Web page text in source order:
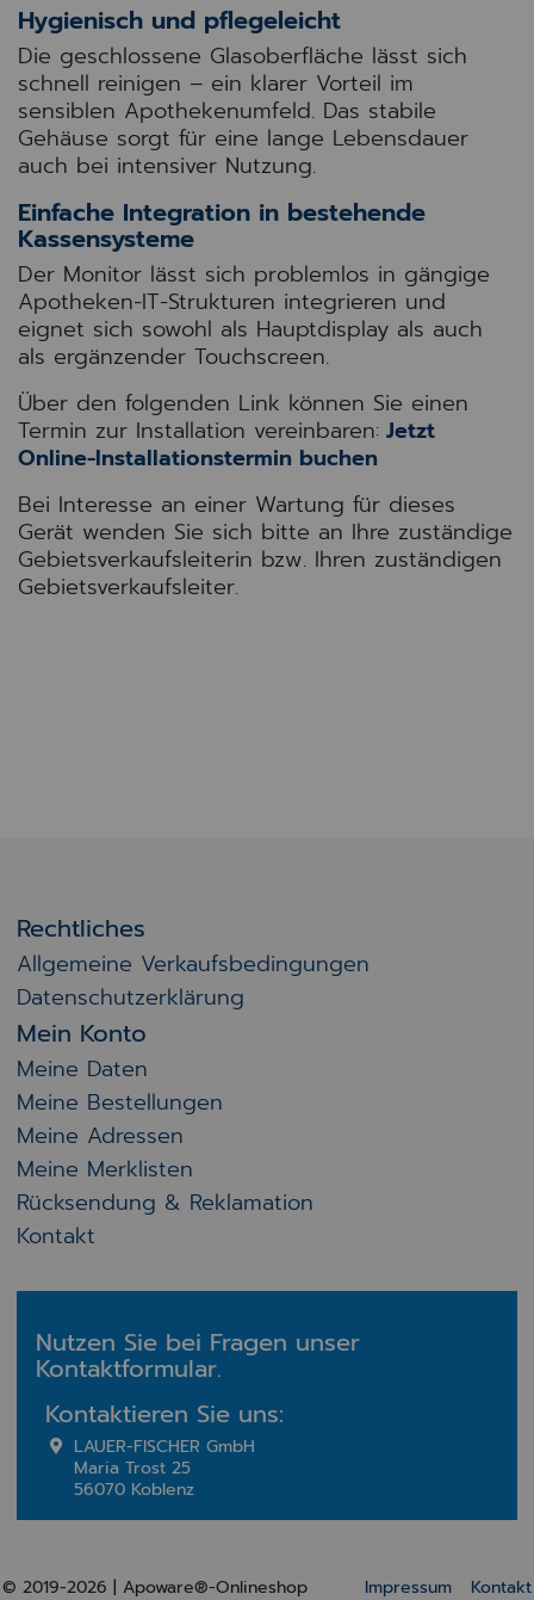
Hygienisch und pflegeleicht
Die geschlossene Glasoberfläche lässt sich
schnell reinigen – ein klarer Vorteil im
sensiblen Apothekenumfeld. Das stabile
Gehäuse sorgt für eine lange Lebensdauer
auch bei intensiver Nutzung.
Einfache Integration in bestehende
Kassensysteme
Der Monitor lässt sich problemlos in gängige
Apotheken-IT-Strukturen integrieren und
eignet sich sowohl als Hauptdisplay als auch
als ergänzender Touchscreen.
Über den folgenden Link können Sie einen
Termin zur Installation vereinbaren: Jetzt
Online-Installationstermin buchen
Bei Interesse an einer Wartung für dieses
Gerät wenden Sie sich bitte an Ihre zuständige
Gebietsverkaufsleiterin bzw. Ihren zuständigen
Gebietsverkaufsleiter.
Rechtliches
Allgemeine Verkaufsbedingungen
Datenschutzerklärung
Mein Konto
Meine Daten
Meine Bestellungen
Meine Adressen
Meine Merklisten
Rücksendung & Reklamation
Kontakt
Nutzen Sie bei Fragen unser
Kontaktformular.
Kontaktieren Sie uns:
LAUER-FISCHER GmbH
Maria Trost 25
56070 Koblenz
© 2019-2026 | Apoware®-Onlineshop Impressum Kontakt